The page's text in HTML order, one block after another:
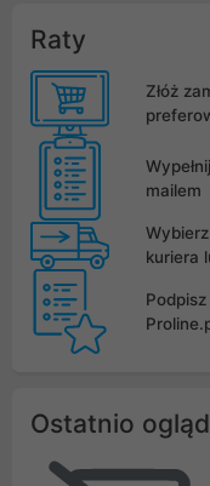
Raty
Złóż
mailem
kuriera
Ostatnio